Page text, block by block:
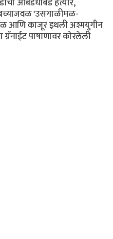
'उसगाळीमळ-
आणि काजूर इथली अश्मयुगीन
पाषाणावर कोरलेली